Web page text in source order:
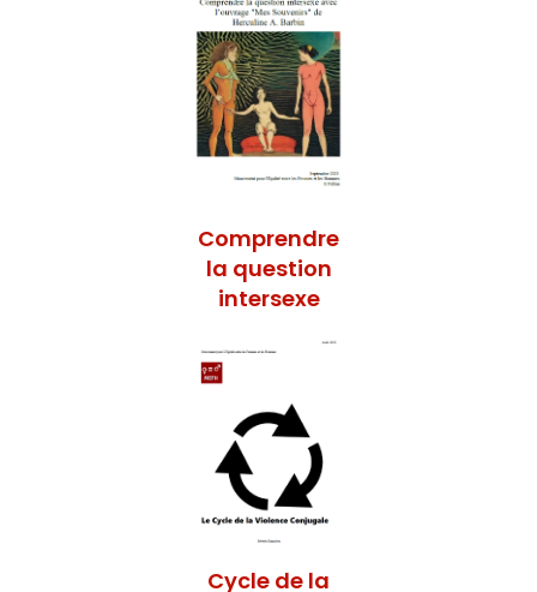
Comprendre
la question
intersexe
Cycle de la